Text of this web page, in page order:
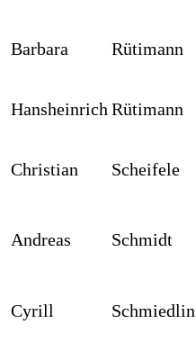
Barbara Rütimann
HansheinrichRütimann
Christian Scheifele
Andreas Schmidt
Cyrill Schmiedlin